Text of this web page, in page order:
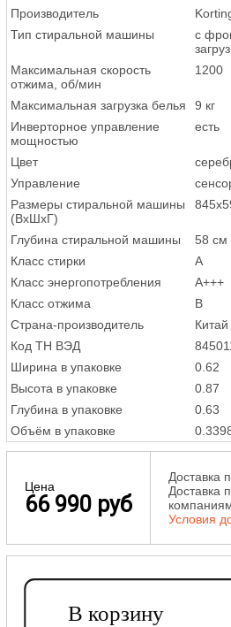
Производитель
Тип стиральной машины
с
Максимальная скорость
отжима, об/мин
1200
Максимальная загрузка белья
9 кг
Инверторное управление
мощностью
есть
Цвет
Управление
Размеры стиральной машины
(ВхШхГ)
Глубина стиральной машины
58 см
Класс стирки
A
Класс энергопотребления
A+++
Класс отжима
B
Страна-производитель
Китай
Код ТН ВЭД
Ширина в упаковке
0.62
Высота в упаковке
0.87
Глубина в упаковке
0.63
Объём в упаковке
Цена
66 990 руб
Доставка
Доставка
Условия